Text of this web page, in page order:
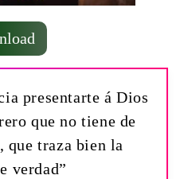
presentarte á Dios
que no tiene de
que traza bien la
verdad”